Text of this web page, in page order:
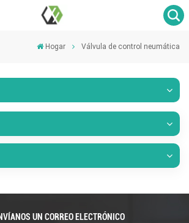
Hogar Válvula de control neumática
UN CORREO ELECTRÓNICO